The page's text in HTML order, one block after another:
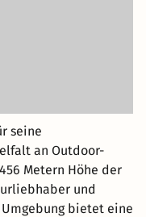
seine
an Outdoor-
Metern Höhe der
und
bietet eine